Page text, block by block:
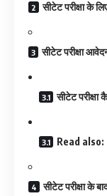
सीटेट परीक्षा के
सीटेट परीक्षा
सीटेट परीक्षा
Read
सीटेट परीक्षा के